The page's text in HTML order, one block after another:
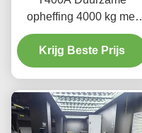
opheffing 4000 kg met
gladde opheffing
Krijg Beste Prijs